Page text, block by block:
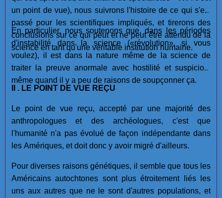
un point de vue), nous suivrons l'histoire de ce qui s'est
passé pour les scientifiques impliqués, et tirerons des
conclusions sur ce qui peut et ne peut être attendu de la
science en tant qu'une véritable institution humaine.
En particulier, nous soutenons que, dans les périodes
d'instabilité dans la science («révolution», si vous
voulez), il est dans la nature même de la science de
traiter la preuve anormale avec hostilité et suspicion,
même quand il y a peu de raisons de soupçonner ça.
II . LE POINT DE VUE REÇU
Le point de vue reçu, accepté par une majorité des
anthropologues et des archéologues, c'est que
l'humanité n'a pas évolué de façon indépendante dans
les Amériques, et doit donc y avoir migré d'ailleurs.
Pour diverses raisons génétiques, il semble que tous les
Américains autochtones sont plus étroitement liés les
uns aux autres que ne le sont d'autres populations, et